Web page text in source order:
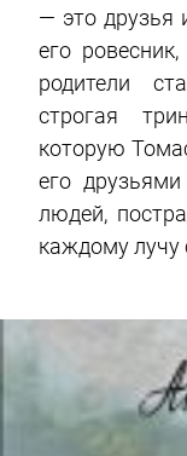
— это друзья
его
родители
строгая
которую
его
людей,
каждому лучу